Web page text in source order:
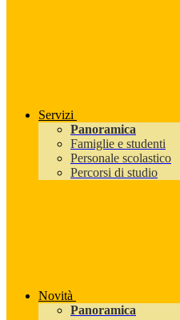
Servizi
Panoramica
Famiglie e studenti
Personale scolastico
Percorsi di studio
Novità
Panoramica